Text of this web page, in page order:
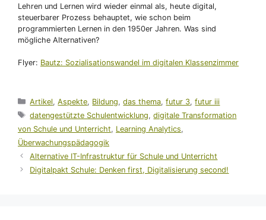
Lehren und Lernen wird wieder einmal als, heute digital,
steuerbarer Prozess behauptet, wie schon beim
programmierten Lernen in den 1950er Jahren. Was sind
mögliche Alternativen?
Flyer: Bautz: Sozialisationswandel im digitalen Klassenzimmer
Kategorien
Artikel,Aspekte, Bildung,das thema,futur 3,futur iii
Schlagwörter
datengestützte Schulentwicklung,digitale Transformation
von Schule und Unterricht, Learning Analytics,
Überwachungspädagogik
Alternative IT-Infrastruktur für Schule und Unterricht
Digitalpakt Schule: Denken first, Digitalisierung second!